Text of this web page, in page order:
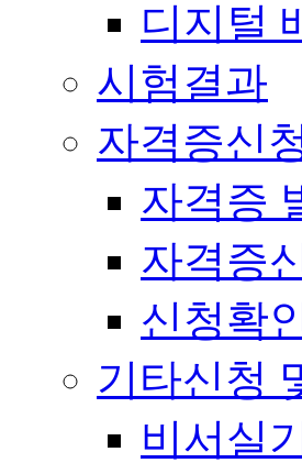
디지털
시험결과
자격증신
자격증
자격증
신청확
기타신청
비서실